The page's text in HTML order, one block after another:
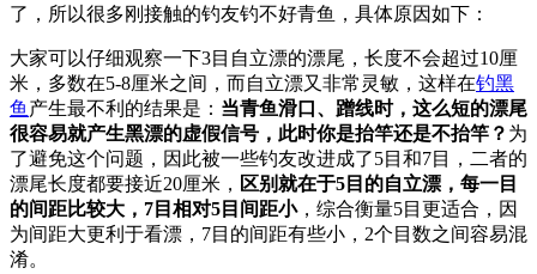
了，所以很多刚接触的钓友钓不好青鱼，具体原因如下：
大家可以仔细观察一下3目自立漂的漂尾，长度不会超过10厘
米，多数在5-8厘米之间，而自立漂又非常灵敏，这样在钓黑
鱼 产生最不利的结果是： 当青鱼滑口、蹭线时，这么短的漂尾
很容易就产生黑漂的虚假信号，此时你是抬竿还是不抬竿？ 为
了避免这个问题，因此被一些钓友改进成了5目和7目，二者的
漂尾长度都要接近20厘米， 区别就在于5目的自立漂，每一目
的间距比较大，7目相对5目间距小，综合衡量5目更适合，因
为间距大更利于看漂，7目的间距有些小，2个目数之间容易混
淆。